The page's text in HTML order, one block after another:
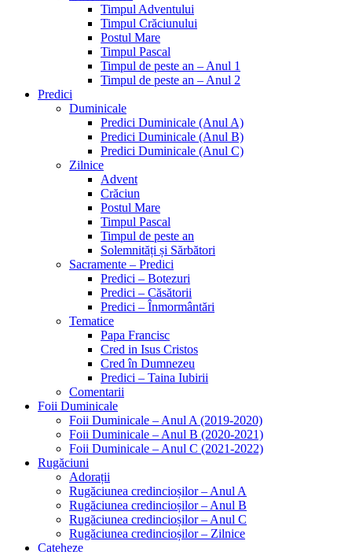
Timpul Adventului
Timpul Crăciunului
Postul Mare
Timpul Pascal
Timpul de peste an – Anul 1
Timpul de peste an – Anul 2
Predici
Duminicale
Predici Duminicale (Anul A)
Predici Duminicale (Anul B)
Predici Duminicale (Anul C)
Zilnice
Advent
Crăciun
Postul Mare
Timpul Pascal
Timpul de peste an
Solemnități și Sărbători
Sacramente – Predici
Predici – Botezuri
Predici – Căsătorii
Predici – Înmormântări
Tematice
Papa Francisc
Cred in Isus Cristos
Cred în Dumnezeu
Predici – Taina Iubirii
Comentarii
Foii Duminicale
Foii Duminicale – Anul A (2019-2020)
Foii Duminicale – Anul B (2020-2021)
Foii Duminicale – Anul C (2021-2022)
Rugăciuni
Adorații
Rugăciunea credincioșilor – Anul A
Rugăciunea credincioșilor – Anul B
Rugăciunea credincioșilor – Anul C
Rugăciunea credincioșilor – Zilnice
Cateheze